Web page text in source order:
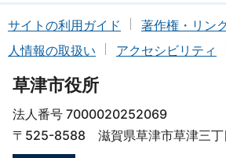
サイトの利用ガイド 著作権・リン
人情報の取扱い
アクセシビリティ
草津市役所
法人番号 7000020252069
〒525-8588 滋賀県草津市草津三丁